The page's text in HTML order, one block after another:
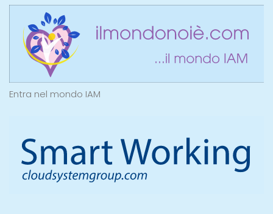
Entra nel mondo IAM